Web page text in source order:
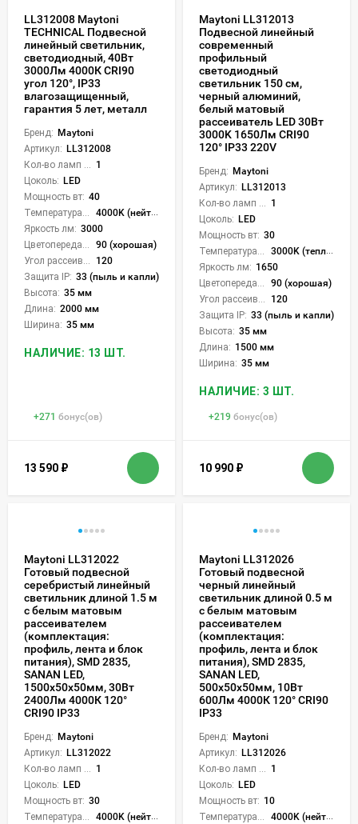
LL312008 Maytoni
TECHNICAL Подвесной
линейный светильник,
светодиодный, 40Вт
3000Лм 4000К CRI90
угол 120°, IP33
влагозащищенный,
гарантия 5 лет, металл
Бренд: Maytoni
Артикул: LL312008
Кол-во ламп или LED: 1
Цоколь: LED
Мощность вт: 40
Температура света:
4000K (нейтральный)
Яркость лм: 3000
Цветопередача (CRI):
90 (хорошая)
Угол рассеивания света °:
120
Защита IP: 33 (пыль и капли)
Высота: 35 мм
Длина: 2000 мм
Ширина: 35 мм
НАЛИЧИЕ: 13 ШТ.
+271 бонус(ов)
13 590 ₽
Maytoni LL312013
Подвесной линейный
современный
профильный
светодиодный
светильник 150 см,
черный алюминий,
белый матовый
рассеиватель LED 30Вт
3000K 1650Лм CRI90
120° IP33 220V
Бренд: Maytoni
Артикул: LL312013
Кол-во ламп или LED: 1
Цоколь: LED
Мощность вт: 30
Температура света:
3000K (теплый)
Яркость лм: 1650
Цветопередача (CRI):
90 (хорошая)
Угол рассеивания света °:
120
Защита IP: 33 (пыль и капли)
Высота: 35 мм
Длина: 1500 мм
Ширина: 35 мм
НАЛИЧИЕ: 3 ШТ.
+219 бонус(ов)
10 990 ₽
Maytoni LL312022
Готовый подвесной
серебристый линейный
светильник длиной 1.5 м
с белым матовым
рассеивателем
(комплектация:
профиль, лента и блок
питания), SMD 2835,
SANAN LED,
1500x50x50мм, 30Вт
2400Лм 4000К 120°
CRI90 IP33
Бренд: Maytoni
Артикул: LL312022
Кол-во ламп или LED: 1
Цоколь: LED
Мощность вт: 30
Температура света:
4000K (нейтральный)
Maytoni LL312026
Готовый подвесной
черный линейный
светильник длиной 0.5 м
с белым матовым
рассеивателем
(комплектация:
профиль, лента и блок
питания), SMD 2835,
SANAN LED,
500x50x50мм, 10Вт
600Лм 4000К 120° CRI90
IP33
Бренд: Maytoni
Артикул: LL312026
Кол-во ламп или LED: 1
Цоколь: LED
Мощность вт: 10
Температура света:
4000K (нейтральный)